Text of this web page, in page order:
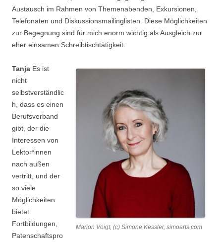
Austausch im Rahmen von Themenabenden, Exkursionen,
Telefonaten und Diskussionsmailinglisten. Diese Möglichkeiten
zur Begegnung sind für mich enorm wichtig als Ausgleich zur
eher einsamen Schreibtischtätigkeit.
Marion Voigt, (c) Simone Kessler, simoarts.com
Tanja Es ist
nicht
selbstverständlic
h, dass es einen
Berufsverband
gibt, der die
Interessen von
Lektor*innen
nach außen
vertritt, und der
so viele
Möglichkeiten
bietet:
Fortbildungen,
Patenschaftspro